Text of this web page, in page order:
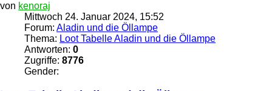
von kenoraj
Mittwoch 24. Januar 2024, 15:52
Forum: Aladin und die Öllampe
Thema: Loot Tabelle Aladin und die Öllampe
Antworten: 0
Zugriffe: 8776
Gender: